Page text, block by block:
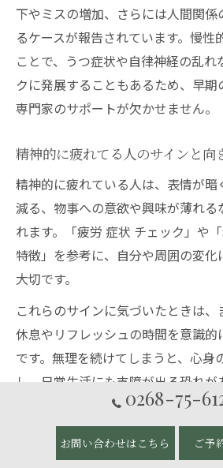
下やミスの増加、さらには人間関係
るケースが報告されています。慢性
ことで、うつ症状や自律神経の乱
クに発展することもあるため、早期
専門家のサポートが欠かせません。
精神的に疲れてる人のサインと向
精神的に疲れている人は、表情が暗
減る、物事への意欲や興味が薄れる
れます。「疲労 症状 チェック」や
特徴」を参考に、自分や周囲の変
大切です。
これらのサインに気づいたときは
休息やリフレッシュの時間を意識
です。無理を続けてしまうと、心身
し、日常生活にも支障が出る恐れが
態を認め、必要に応じて専門家に相
的な対策の一つです。
0268-75-
お問い合わせはこちら ご予